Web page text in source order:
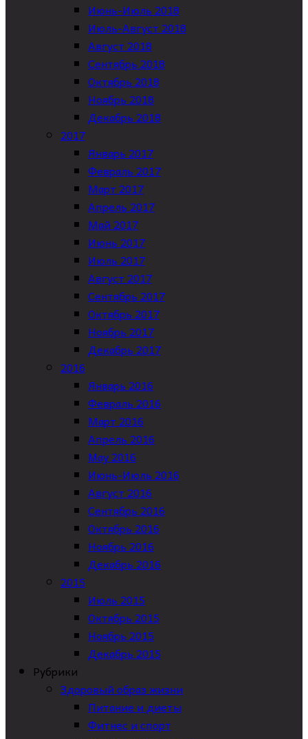
Июнь-Июль 2018
Июль-Август 2018
Август 2018
Сентябрь 2018
Октябрь 2018
Ноябрь 2018
Декабрь 2018
2017
Январь 2017
Февраль 2017
Март 2017
Апрель 2017
Май 2017
Июнь 2017
Июль 2017
Август 2017
Сентябрь 2017
Октябрь 2017
Ноябрь 2017
Декабрь 2017
2016
Январь 2016
Февраль 2016
Март 2016
Апрель 2016
May 2016
Июнь-Июль 2016
Август 2016
Сентябрь 2016
Октябрь 2016
Ноябрь 2016
Декабрь 2016
2015
Июль 2015
Октябрь 2015
Ноябрь 2015
Декабрь 2015
Рубрики
Здоровый образ жизни
Питание и диеты
Фитнес и спорт